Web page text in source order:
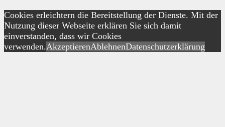
Cookies erleichtern die Bereitstellung der Dienste. Mit der
Nutzung dieser Webseite erklären Sie sich damit
einverstanden, dass wir Cookies
verwenden.AkzeptierenAblehnenDatenschutzerklärung